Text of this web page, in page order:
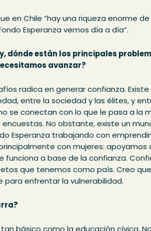
en Chile “hay una riqueza enorme
Esperanza vemos día a día”.
dónde están los principales
avanzar?
radica en generar confianza.
entre la sociedad y las élites, y
se conectan con lo que le pasa a la
No obstante, existe un
Esperanza trabajando con
con mujeres: apoyamos
funciona a base de la confianza.
que tenemos como país. Creo
para enfrentar la vulnerabilidad.
básico como la educación cívica.